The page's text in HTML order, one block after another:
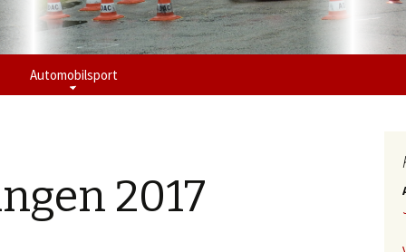
Automobilsport
2017